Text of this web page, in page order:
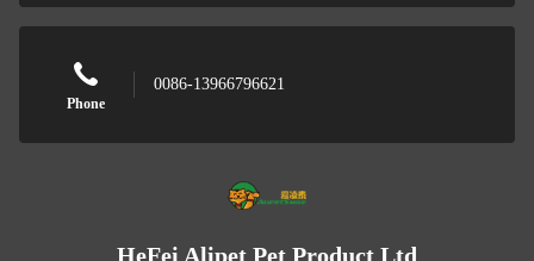
Phone
0086-13966796621
HeFei Alipet Pet Product Ltd